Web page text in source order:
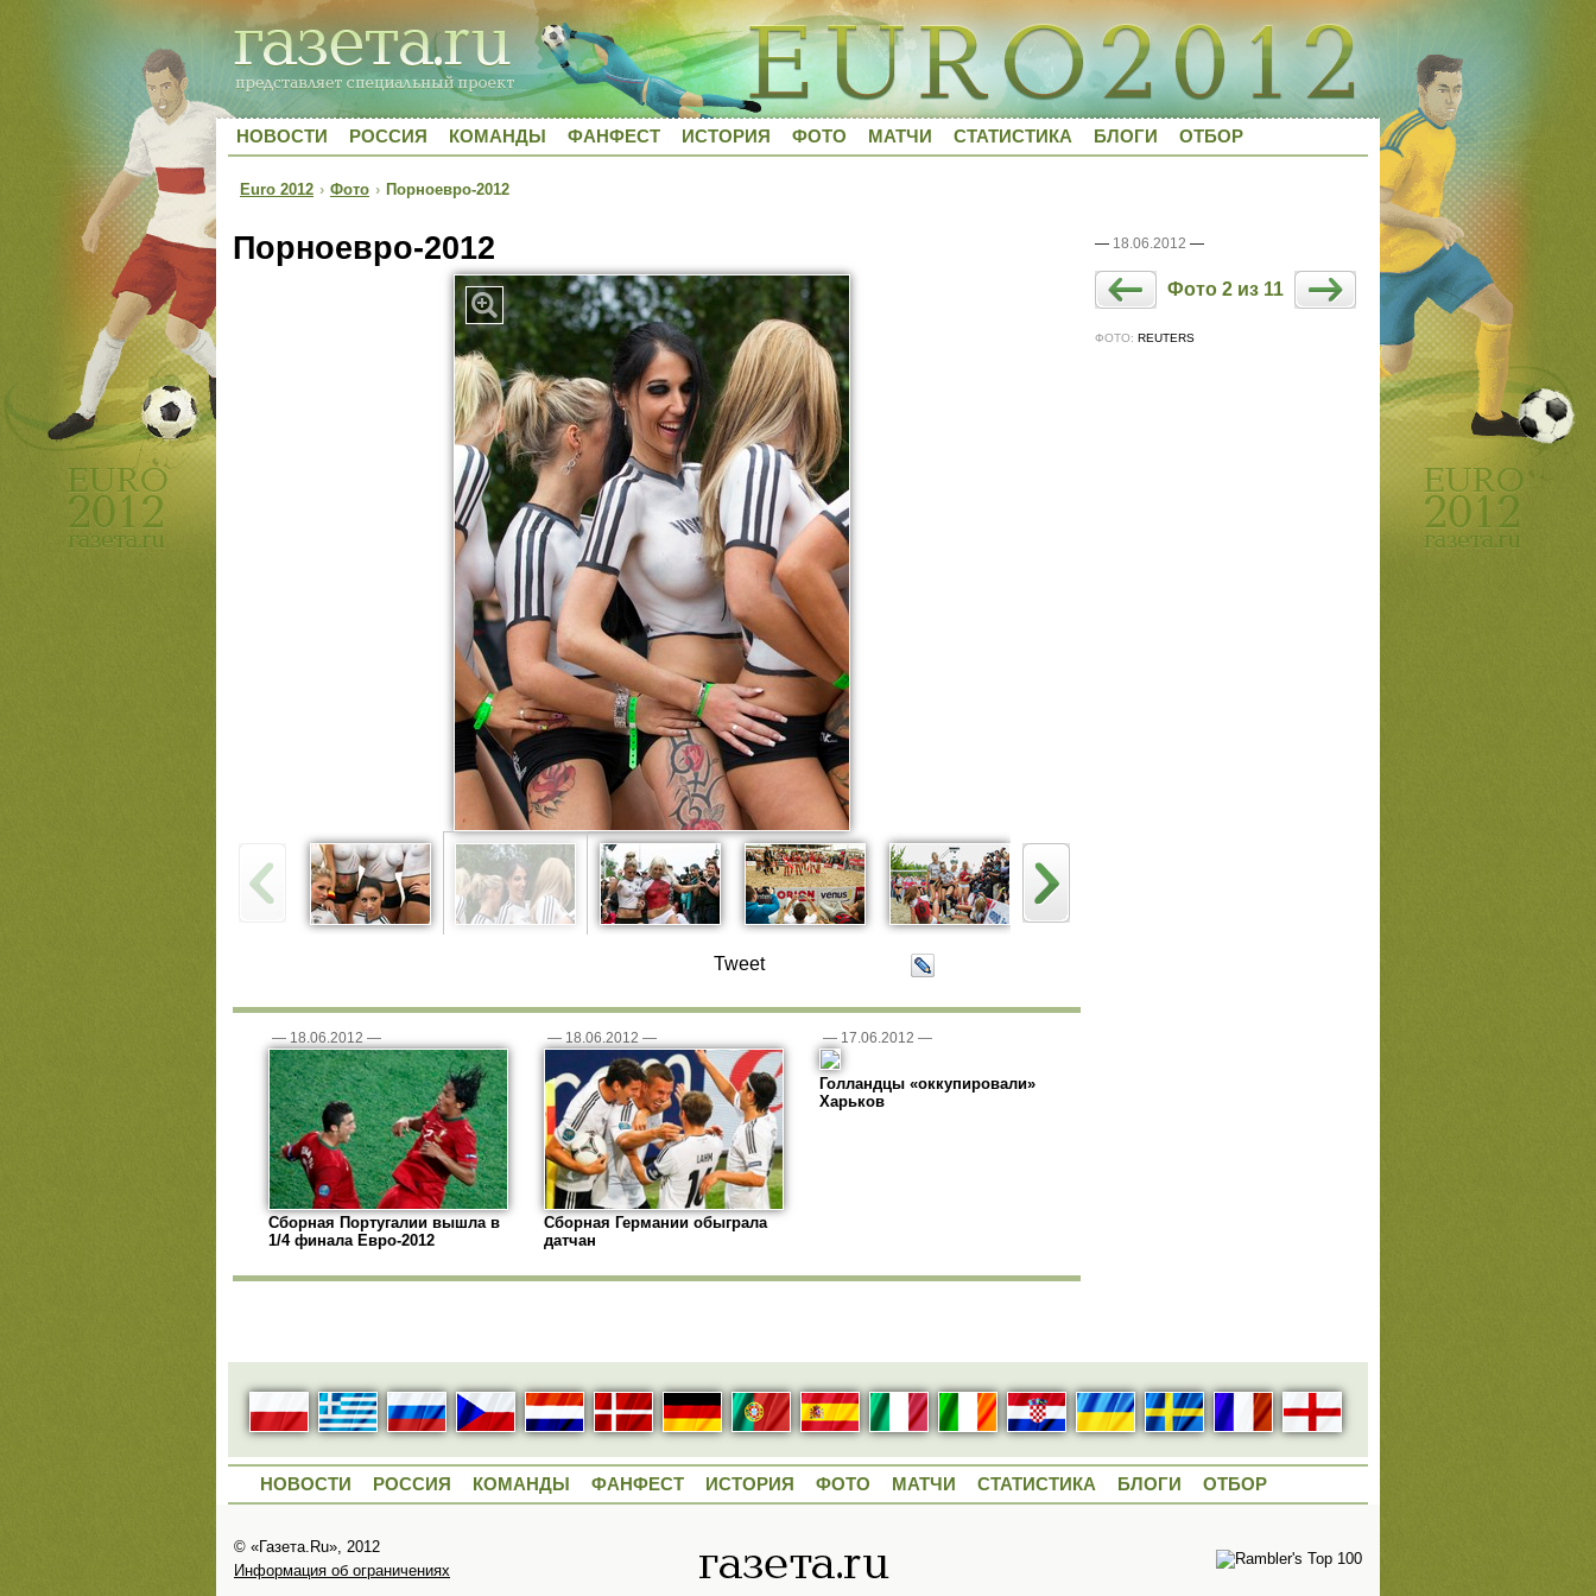
НОВОСТИ РОССИЯ КОМАНДЫ ФАНФЕСТ ИСТОРИЯ ФОТО МАТЧИ СТАТИСТИКА БЛОГИ ОТБОР
Euro 2012 › Фото › Порноевро-2012
Порноевро-2012
Tweet
— 18.06.2012 —
Фото 2 из 11
ФОТО: REUTERS
— 18.06.2012 —
Сборная Португалии вышла в
1/4 финала Евро-2012
— 18.06.2012 —
Сборная Германии обыграла
датчан
— 17.06.2012 —
Голландцы «оккупировали»
Харьков
НОВОСТИ РОССИЯ КОМАНДЫ ФАНФЕСТ ИСТОРИЯ ФОТО МАТЧИ СТАТИСТИКА БЛОГИ ОТБОР
© «Газета.Ru», 2012
Информация об ограничениях